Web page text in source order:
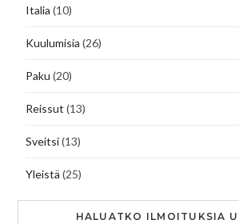
Italia (10)
Kuulumisia (26)
Paku (20)
Reissut (13)
Sveitsi(13)
Yleistä (25)
HALUATKO ILMOITUKSIA